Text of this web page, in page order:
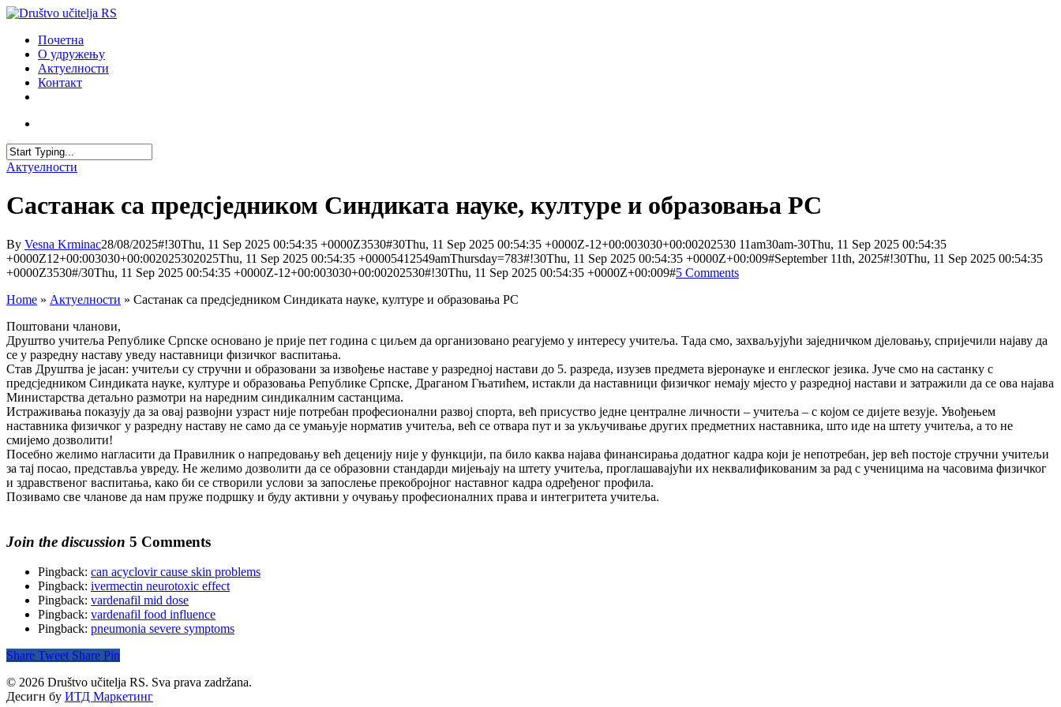
Skip
main
content
account
Menu
Почетна
О удружењу
Актуелности
Контакт
Close
Актуелности
Састанак са предсједником Синдиката науке, културе и образовања РС
By Vesna Krminac28/08/2025#!30Thu, 11 Sep 2025 00:54:35 +0000Z3530#30Thu, 11 Sep 2025 00:54:35 +0000Z-12+00:003030+00:00202530 11am30am-30Thu, 11 Sep 2025 00:54:35
+0000Z12+00:003030+00:002025302025Thu, 11 Sep 2025 00:54:35 +00005412549amThursday=783#!30Thu, 11 Sep 2025 00:54:35 +0000Z+00:009#September 11th, 2025#!30Thu, 11 Sep 2025 00:54:35
+0000Z3530#/30Thu, 11 Sep 2025 00:54:35 +0000Z-12+00:003030+00:00202530#!30Thu, 11 Sep 2025 00:54:35 +0000Z+00:009#5 Comments
Home » Актуелности » Састанак са предсједником Синдиката науке, културе и образовања РС
Поштовани чланови,
Друштво учитеља Републике Српске основано је прије пет година с циљем да организовано реагујемо у интересу учитеља. Тада смо, захваљујући заједничком дјеловању, спријечили најаву да
се у разредну наставу уведу наставници физичког васпитања.
Став Друштва је јасан: учитељи су стручни и образовани за извођење наставе у разредној настави до 5. разреда, изузев предмета вјеронауке и енглеског језика. Јуче смо на састанку с
предсједником Синдиката науке, културе и образовања Републике Српске, Драганом Гњатићем, истакли да наставници физичког немају мјесто у разредној настави и затражили да се ова најава
Министарства детаљно размотри на наредним синдикалним састанцима.
Истраживања показују да за овај развојни узраст није потребан професионални развој спорта, већ присуство једне централне личности – учитеља – с којом се дијете везује. Увођењем
наставника физичког у разредну наставу не само да се умањује норматив учитеља, већ се отвара пут и за укључивање других предметних наставника, што иде на штету учитеља, а то не
смијемо дозволити!
Посебно желимо нагласити да Правилник о напредовању већ деценију није у функцији, па било каква најава финансирања додатног кадра који је непотребан, јер већ постоје стручни учитељи
за тај посао, представља увреду. Не желимо дозволити да се образовни стандарди мијењају на штету учитеља, проглашавајући их неквалификованим за рад с ученицима на часовима физичког
и здравственог васпитања, како би се створили услови за запослење прекобројног наставног кадра одређеног профила.
Позивамо све чланове да нам пруже подршку и буду активни у очувању професионалних права и интегритета учитеља.
Join the discussion 5 Comments
Pingback: can acyclovir cause skin problems
Pingback: ivermectin neurotoxic effect
Pingback: vardenafil mid dose
Pingback: vardenafil food influence
Pingback: pneumonia severe symptoms
Share Tweet Share Pin
© 2026 Društvo učitelja RS. Sva prava zadržana.
Десигн бy ИТД Маркетинг